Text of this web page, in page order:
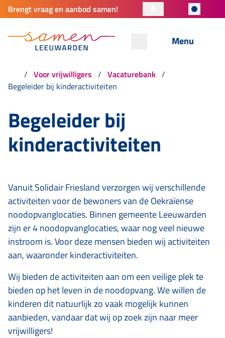
Brengt vraag en aanbod samen!
Menu
Voor vrijwilligers
Vacaturebank
Begeleider bij kinderactiviteiten
Begeleider bij
kinderactiviteiten
Vanuit Solidair Friesland verzorgen wij verschillende
activiteiten voor de bewoners van de Oekraïense
noodopvanglocaties. Binnen gemeente Leeuwarden
zijn er 4 noodopvanglocaties, waar nog veel nieuwe
instroom is. Voor deze mensen bieden wij activiteiten
aan, waaronder kinderactiviteiten.
Wij bieden de activiteiten aan om een veilige plek te
bieden op het leven in de noodopvang. We willen de
kinderen dit natuurlijk zo vaak mogelijk kunnen
aanbieden, vandaar dat wij op zoek zijn naar meer
vrijwilligers!